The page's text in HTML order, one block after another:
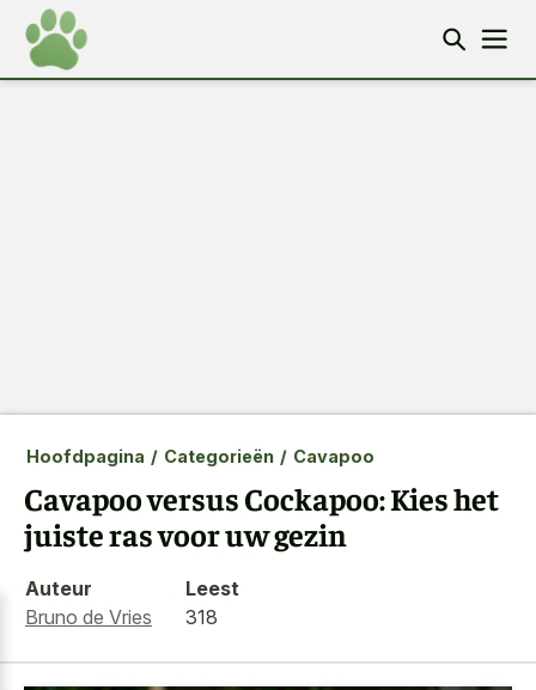
Hoofdpagina / Categorieën / Cavapoo
Cavapoo versus Cockapoo: Kies het
juiste ras voor uw gezin
Auteur
Bruno de Vries
Leest
318